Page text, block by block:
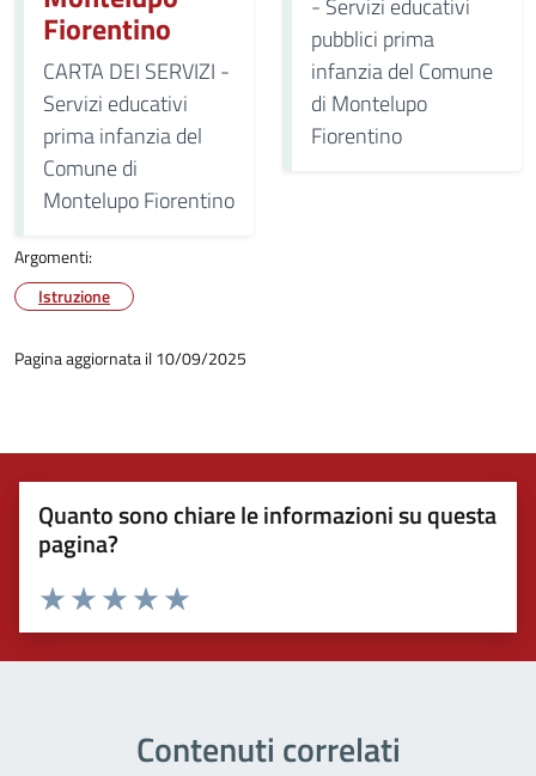
Fiorentino
CARTA DEI SERVIZI -
Servizi educativi
prima infanzia del
Comune di
Montelupo Fiorentino
- Servizi educativi
pubblici prima
infanzia del Comune
di Montelupo
Fiorentino
Argomenti:
Istruzione
Pagina aggiornata il 10/09/2025
Quanto sono chiare le informazioni su questa
pagina?
Valuta 5 stelle su 5
Valuta 4 stelle su 5
Valuta 3 stelle su 5
Valuta 2 stelle su 5
Valuta 1 stelle su 5
Contenuti correlati